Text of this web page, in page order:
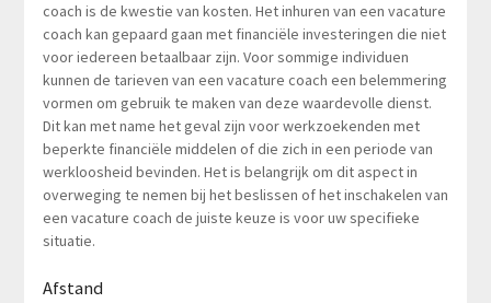
coach is de kwestie van kosten. Het inhuren van een vacature
coach kan gepaard gaan met financiële investeringen die niet
voor iedereen betaalbaar zijn. Voor sommige individuen
kunnen de tarieven van een vacature coach een belemmering
vormen om gebruik te maken van deze waardevolle dienst.
Dit kan met name het geval zijn voor werkzoekenden met
beperkte financiële middelen of die zich in een periode van
werkloosheid bevinden. Het is belangrijk om dit aspect in
overweging te nemen bij het beslissen of het inschakelen van
een vacature coach de juiste keuze is voor uw specifieke
situatie.
Afstand